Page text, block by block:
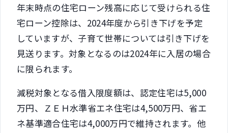
年末時点の住宅ローン残高に応じて受けられる住
宅ローン控除は、2024年度から引き下げを予定
していますが、子育て世帯については引き下げを
見送ります。対象となるのは2024年に入居の場合
に限られます。
減税対象となる借入限度額は、認定住宅は5,000
万円、ＺＥＨ水準省エネ住宅は4,500万円、省エ
ネ基準適合住宅は4,000万円で維持されます。他